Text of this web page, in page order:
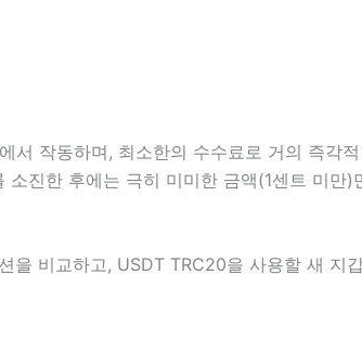
서 작동하며, 최소한의 수수료로 거의 즉각
진한 후에는 극히 미미한 금액(1센트 미만)
을 비교하고, USDT TRC20을 사용할 새 지